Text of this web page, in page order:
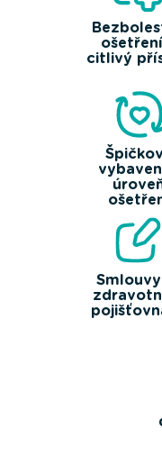
citlivý